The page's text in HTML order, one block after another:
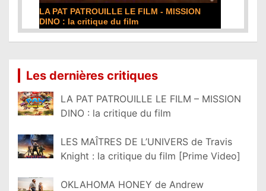
DE LA COMÉDIE-FRANÇAISE : la critique du
film
Les dernières critiques
LA PAT PATROUILLE LE FILM – MISSION
DINO : la critique du film
LES MAÎTRES DE L’UNIVERS de Travis
Knight : la critique du film [Prime Video]
OKLAHOMA HONEY de Andrew